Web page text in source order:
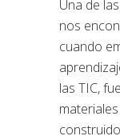
Una de
nos
cuando
las TIC,